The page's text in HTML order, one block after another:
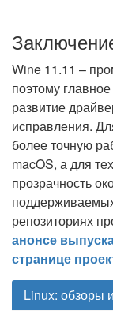
Wine 11.11 –
поэтому
развитие
исправления.
более точную
macOS, а для
прозрачность
репозиториях
анонсе
странице
Linux: обзоры